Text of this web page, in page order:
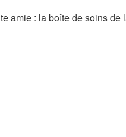
amie : la boîte de soins de